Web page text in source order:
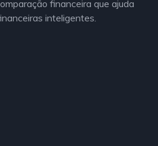
financeira que ajuda
inteligentes.